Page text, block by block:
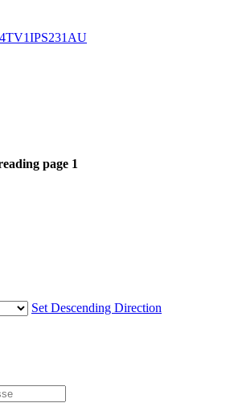
page 1
Set Descending Direction